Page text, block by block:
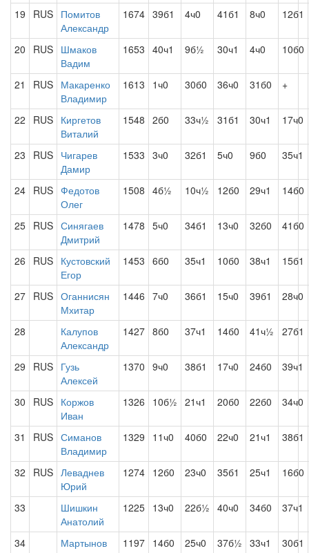
19 RUS Помитов
Александр
1674 39б1 4ч0 41б1 8ч0 12б1
20 RUS Шмаков
Вадим
1653 40ч1 9б½ 30ч1 4ч0 10б0
21 RUS Макаренко
Владимир
1613 1ч0 30б0 36ч0 31б0 +
22 RUS Киргетов
Виталий
1548 2б0 33ч½ 31б1 30ч1 17ч0
23 RUS Чигарев
Дамир
1533 3ч0 32б1 5ч0 9б0 35ч1
24 RUS Федотов
Олег
1508 4б½ 10ч½ 12б0 29ч1 14б0
25 RUS Синягаев
Дмитрий
1478 5ч0 34б1 13ч0 32б0 41б0
26 RUS Кустовский
Егор
1453 6б0 35ч1 10б0 38ч1 15б1
27 RUS Оганнисян
Мхитар
1446 7ч0 36б1 15ч0 39б1 28ч0
28
Калупов
Александр
1427 8б0 37ч1 14б0 41ч½ 27б1
29 RUS Гузь
Алексей
1370 9ч0 38б1 17ч0 24б0 39ч1
30 RUS Коржов
Иван
1326 10б½ 21ч1 20б0 22б0 34ч0
31 RUS Симанов
Владимир
1329 11ч0 40б0 22ч0 21ч1 38б1
32 RUS Леваднев
Юрий
1274 12б0 23ч0 35б1 25ч1 16б0
33
Шишкин
Анатолий
1225 13ч0 22б½ 40ч0 34б0 37ч1
34
Мартынов
1197 14б0 25ч0 37б½ 33ч1 30б1